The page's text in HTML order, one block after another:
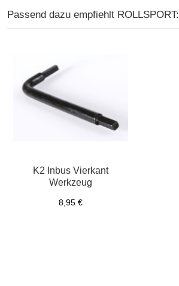
Passend dazu empfiehlt ROLLSPORT:
K2 Inbus Vierkant
Werkzeug
8,95 €